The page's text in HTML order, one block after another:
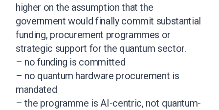
higher on the assumption that the
government would finally commit substantial
funding, procurement programmes or
strategic support for the quantum sector.
– no funding is committed
– no quantum hardware procurement is
mandated
– the programme is AI-centric, not quantum-